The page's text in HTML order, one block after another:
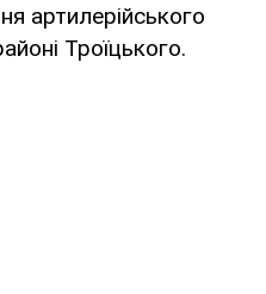
артилерійського
Троїцького.